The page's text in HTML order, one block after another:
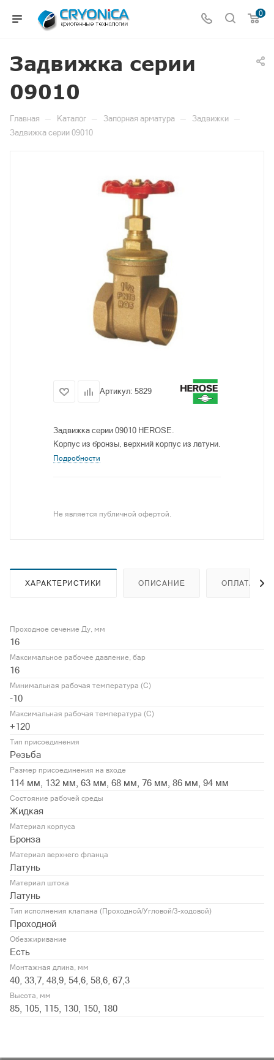
0
Задвижка серии
09010
Главная — Каталог — Запорная арматура — Задвижки —
Задвижка серии 09010
Артикул: 5829
Задвижка серии 09010 HEROSE.
Корпус из бронзы, верхний корпус из латуни.
Подробности
Не является публичной офертой.
ХАРАКТЕРИСТИКИ ОПИСАНИЕ ОПЛАТА
Проходное сечение Ду, мм
16
Максимальное рабочее давление, бар
16
Минимальная рабочая температура (С)
-10
Максимальная рабочая температура (С)
+120
Тип присоединения
Резьба
Размер присоединения на входе
114 мм, 132 мм, 63 мм, 68 мм, 76 мм, 86 мм, 94 мм
Состояние рабочей среды
Жидкая
Материал корпуса
Бронза
Материал верхнего фланца
Латунь
Материал штока
Латунь
Тип исполнения клапана (Проходной/Угловой/3-ходовой)
Проходной
Обезжиривание
Есть
Монтажная длина, мм
40, 33,7, 48,9, 54,6, 58,6, 67,3
Высота, мм
85, 105, 115, 130, 150, 180